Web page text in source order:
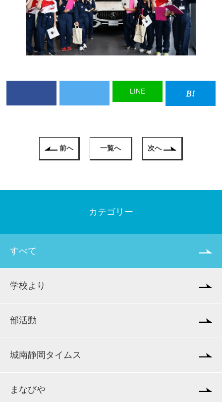
LINE
前へ 一覧へ 次へ
カテゴリー
すべて
学校より
部活動
城南静岡タイムス
まなびや